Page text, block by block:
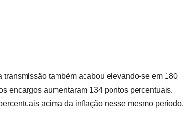
também acabou elevando-se em 180
encargos aumentaram 134 pontos percentuais.
acima da inflação nesse mesmo período.